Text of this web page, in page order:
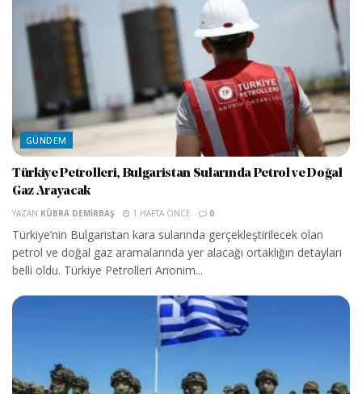
GÜNDEM
Türkiye Petrolleri, Bulgaristan Sularında Petrol ve Doğal
Gaz Arayacak
YAZAN KÜBRA DEMIRBAŞ 1 HAFTA ÖNCE 0
Türkiye’nin Bulgaristan kara sularında gerçekleştirilecek olan
petrol ve doğal gaz aramalarında yer alacağı ortaklığın detayları
belli oldu. Türkiye Petrolleri Anonim...